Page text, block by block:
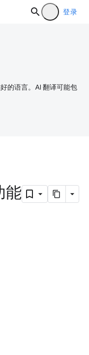
登录
的语言。AI 翻译可能包
能